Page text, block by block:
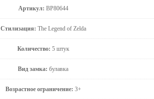
Артикул: BP80644
Стилизация: The Legend of Zelda
Количество: 5 штук
Вид замка: булавка
Возрастное ограничение: 3+